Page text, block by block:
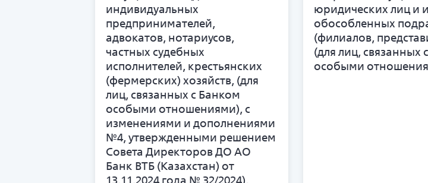
индивидуальных
предпринимателей,
адвокатов, нотариусов,
частных судебных
исполнителей, крестьянских
(фермерских) хозяйств, (для
лиц, связанных с Банком
особыми отношениями), с
изменениями и дополнениями
№4, утвержденными решением
Совета Директоров ДО АО
Банк ВТБ (Казахстан) от
13.11.2024 года № 32/2024),
юридических лиц и
обособленных
(филиалов,
(для лиц, связанных
особыми